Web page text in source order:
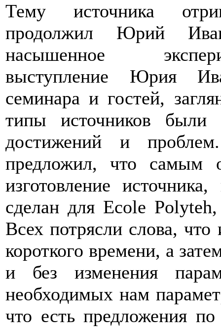
Тему источника
продолжил Юрий
насышенное
выступление Юрия
семинара и гостей,
типы источников были
достижений и
предложил, что самым
изготовление
сделан для Ecole
Всех потрясли слова, что
короткого времени, а
и без изменения
необходимых нам
что есть предложения